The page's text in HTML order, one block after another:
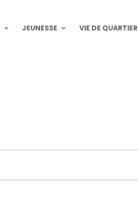
JEUNESSE VIE DE QUARTIER